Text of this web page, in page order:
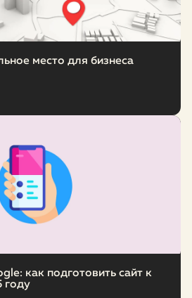
место для бизнеса
как подготовить сайт к
году